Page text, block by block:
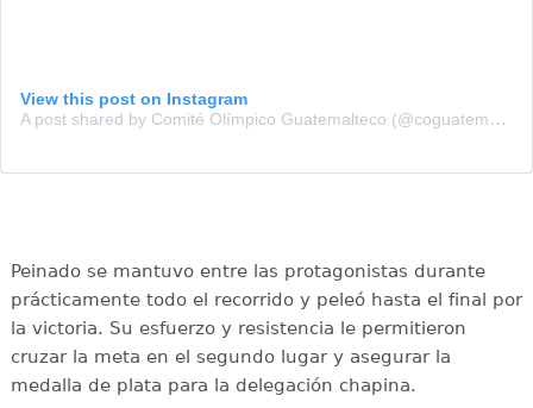
View this post on Instagram
A post shared by Comité Olímpico Guatemalteco (@coguatemalteco)
Peinado se mantuvo entre las protagonistas durante
prácticamente todo el recorrido y peleó hasta el final por
la victoria. Su esfuerzo y resistencia le permitieron
cruzar la meta en el segundo lugar y asegurar la
medalla de plata para la delegación chapina.